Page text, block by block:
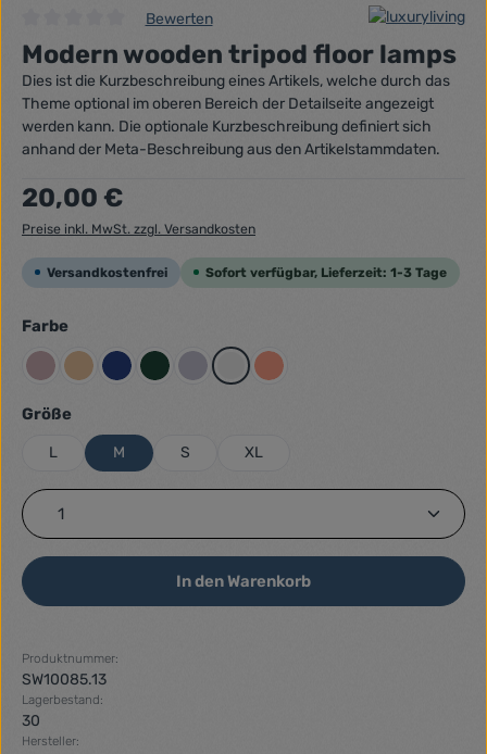
Durchschnittliche Bewertung von 0 von 5 Sternen
Bewerten
Modern wooden tripod floor lamps
Dies ist die Kurzbeschreibung eines Artikels, welche durch das
Theme optional im oberen Bereich der Detailseite angezeigt
werden kann. Die optionale Kurzbeschreibung definiert sich
anhand der Meta-Beschreibung aus den Artikelstammdaten.
Regulärer Preis:
20,00 €
Preise inkl. MwSt. zzgl. Versandkosten
Versandkostenfrei Sofort verfügbar, Lieferzeit: 1-3 Tage
Farbeauswählen
AltrosaBeigegelbDunkelblauDunkelgrün
FliederGrau Lachsrot Pastell
Größeauswählen
L M S XL
Produkt Anzahl: Gib den gewünschten Wert ein
In den Warenkorb
Produktnummer:
SW10085.13
Lagerbestand:
30
Hersteller: